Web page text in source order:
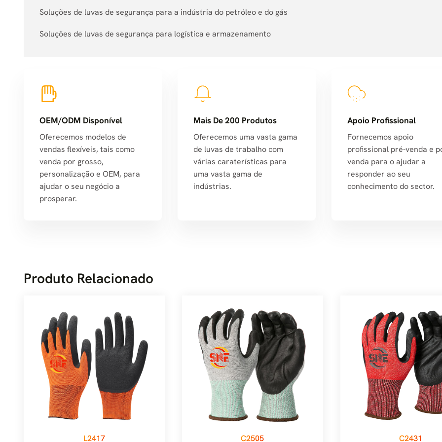
Soluções de luvas de segurança para a indústria do petróleo e do gás
Soluções de luvas de segurança para logística e armazenamento
OEM/ODM Disponível
Oferecemos modelos de
vendas flexíveis, tais como
venda por grosso,
personalização e OEM, para
ajudar o seu negócio a
prosperar.
Mais De 200 Produtos
Oferecemos uma vasta gama
de luvas de trabalho com
várias caraterísticas para
uma vasta gama de
indústrias.
Apoio Profissional
Fornecemos apoio
profissional pré-venda e
venda para o ajudar a
responder ao seu
conhecimento do sector.
Produto Relacionado
L2417 C2505 C2431